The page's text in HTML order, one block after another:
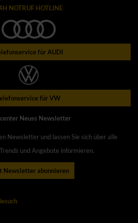
NOTRUF HOTLINE
für AUDI
für VW
Neuss Newsletter
Newsletter und lassen Sie sich über alle
und Angebote informieren.
Newsletter abonnieren